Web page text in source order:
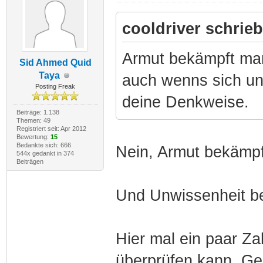
Sid Ahmed Quid
Taya
Posting Freak
Beiträge: 1.138
Themen: 49
Registriert seit: Apr 2012
Bewertung: 15
Bedankte sich: 666
544x gedankt in 374
Beiträgen
cooldriver
Armut bekämpft
auch wenns sich
deine Denkweise.
Nein, Armut
Und Unwissenheit
Hier mal ein paar